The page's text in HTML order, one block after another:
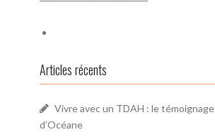
Articles récents
Vivre avec un TDAH : le témoignage
d’Océane